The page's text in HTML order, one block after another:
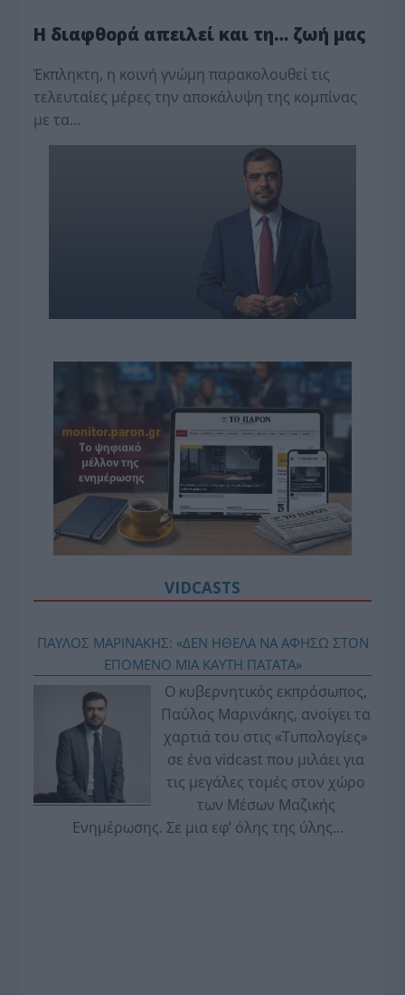
Η διαφθορά απειλεί και τη… ζωή μας
Έκπληκτη, η κοινή γνώμη παρακολουθεί τις
τελευταίες μέρες την αποκάλυψη της κο­μπίνας
με τα…
VIDCASTS
ΠΑΥΛΟΣ ΜΑΡΙΝΑΚΗΣ: «ΔΕΝ ΗΘΕΛΑ ΝΑ ΑΦΗΣΩ ΣΤΟΝ
ΕΠΟΜΕΝΟ ΜΙΑ ΚΑΥΤΗ ΠΑΤΑΤΑ»
Ο κυβερνητικός εκπρόσωπος,
Παύλος Μαρινάκης, ανοίγει τα
χαρτιά του στις «Τυπολογίες»
σε ένα vidcast που μιλάει για
τις μεγάλες τομές στον χώρο
των Μέσων Μαζικής
Ενημέρωσης. Σε μια εφ’ όλης της ύλης